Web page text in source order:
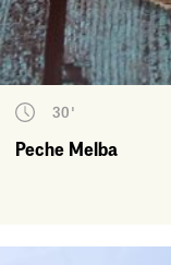
30'
Peche Melba